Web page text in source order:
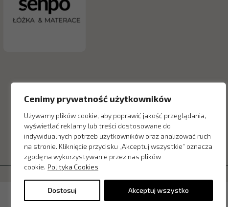
Cenimy prywatność użytkowników
Używamy plików cookie, aby poprawić jakość przeglądania,
wyświetlać reklamy lub treści dostosowane do
indywidualnych potrzeb użytkowników oraz analizować ruch
na stronie. Kliknięcie przycisku „Akceptuj wszystkie” oznacza
zgodę na wykorzystywanie przez nas plików
cookie. Polityka Cookies
Dostosuj Akceptuj wszystko